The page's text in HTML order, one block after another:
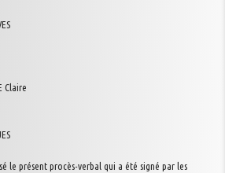
Claire
le présent procès-verbal qui a été signé par les